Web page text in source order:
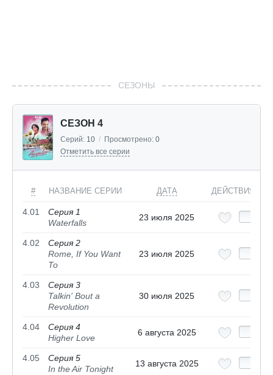
СЕЗОНЫ
СЕЗОН 4
Серий: 10 / Просмотрено: 0
Отметить все серии
# НАЗВАНИЕ СЕРИИ ДАТА ДЕЙСТВИЯ
4.01
Серия 1
Waterfalls
23 июля 2025
4.02
Серия 2
Rome, If You Want
To
23 июля 2025
4.03
Серия 3
Talkin' Bout a
Revolution
30 июля 2025
4.04
Серия 4
Higher Love
6 августа 2025
4.05
Серия 5
In the Air Tonight
13 августа 2025